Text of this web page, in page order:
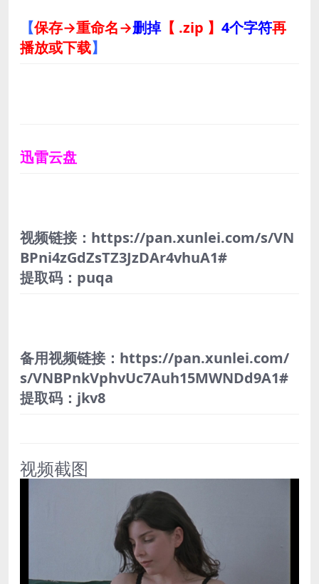
【保存→重命名→删掉【 .zip 】 4个字符再
播放或下载】
迅雷云盘
视频链接：https://pan.xunlei.com/s/VN
BPni4zGdZsTZ3JzDAr4vhuA1#
提取码：puqa
备用视频链接：https://pan.xunlei.com/
s/VNBPnkVphvUc7Auh15MWNDd9A1#
提取码：jkv8
视频截图